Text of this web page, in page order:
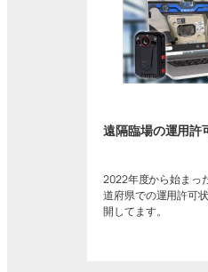
遠隔臨場の運用許
2022年度から始まっ
道府県での運用許可
開してます。